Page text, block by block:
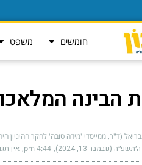
חומשים משפט
הבינה
(ד"ר, ממייסדי 'מידה טובה' לחקר ההיגיון
(נובמבר 13, 2024) 4:44 pm אין